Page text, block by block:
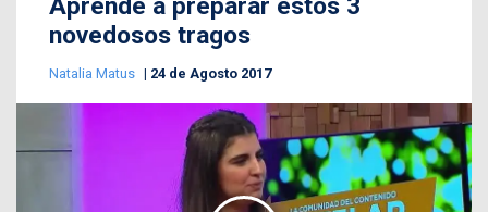
Aprende a preparar estos 3
novedosos tragos
Natalia Matus 24 de Agosto 2017